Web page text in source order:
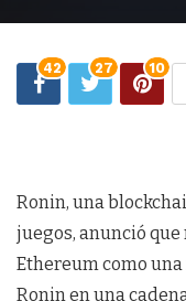
42 27 10
Ronin, una
juegos, anunció
Ethereum como una
Ronin en una